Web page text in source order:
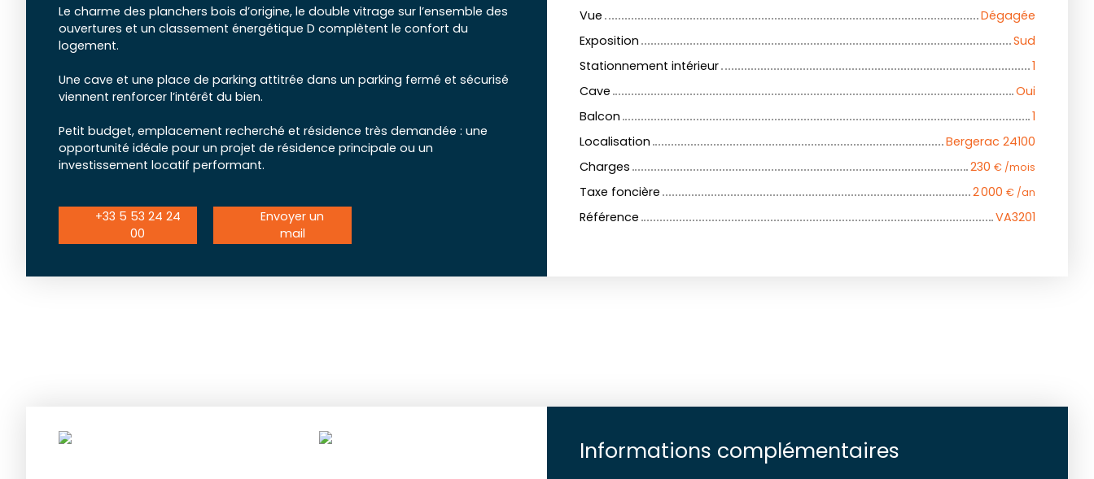
Le charme des planchers bois d’origine, le double vitrage sur l’ensemble des
ouvertures et un classement énergétique D complètent le confort du
logement.
Une cave et une place de parking attitrée dans un parking fermé et sécurisé
viennent renforcer l’intérêt du bien.
Petit budget, emplacement recherché et résidence très demandée : une
opportunité idéale pour un projet de résidence principale ou un
investissement locatif performant.
+33 5 53 24 24
00
Envoyer un
mail
Vue
Dégagée
Exposition
Sud
Stationnement intérieur
1
Cave
Oui
Balcon
1
Localisation
Bergerac 24100
Charges
230 € /mois
Taxe foncière 2 000 € /an
Référence VA3201
Informations complémentaires